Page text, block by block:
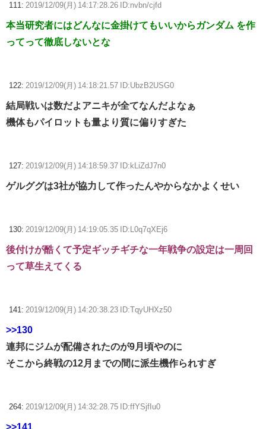
111: 2019/12/09(月) 14:17:28.26 ID:nvbn/cjfd
本当研究者にはどんなに金掛けてもいいからガンダム を作
ってって徹底しないとな
122: 2019/12/09(月) 14:18:21.57 ID:UbzB2USG0
結局戦いは数だよアニキが全てなんだよなぁ
機体もパイロットも量より質に偏りすぎた
127: 2019/12/09(月) 14:18:59.37 ID:kLiZdJ7n0
ゲルググは3社が協力して作ったんやからなかよくせい
130: 2019/12/09(月) 14:19:05.35 ID:L0q7qXEj6
後付けが酷くて予定ギッチギチな一年戦争の設定は一周回
って草生えてくる
141: 2019/12/09(月) 14:20:38.23 ID:TqyUHXz50
>>130
連邦にジムが配備されたのが9月頃やのに
そこから終戦の12月までの間に派生機作られすぎ
264: 2019/12/09(月) 14:32:28.75 ID:ffYSjfIu0
>>141